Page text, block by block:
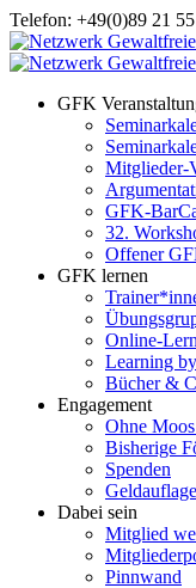
Zum
Inhalt
springen
Telefon: +49(0)89 21
Einloggen
Seminarkalender
Infos
zum
GFK
Mitglieder-
GFK-
32.
Offener
GFK lernen
Online-
Learning
Bücher &
Engagement
Ohne
Bisherige
Spenden
Dabei sein
Mitglied
Pinnwand